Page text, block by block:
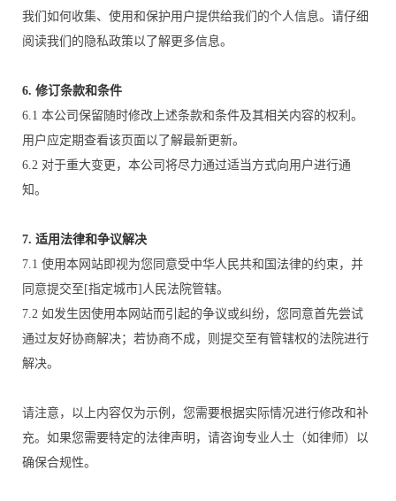
我们如何收集、使用和保护用户提供给我们的个人信息。请仔细
阅读我们的隐私政策以了解更多信息。
6. 修订条款和条件
6.1 本公司保留随时修改上述条款和条件及其相关内容的权利。
用户应定期查看该页面以了解最新更新。
6.2 对于重大变更，本公司将尽力通过适当方式向用户进行通
知。
7. 适用法律和争议解决
7.1 使用本网站即视为您同意受中华人民共和国法律的约束，并
同意提交至[指定城市]人民法院管辖。
7.2 如发生因使用本网站而引起的争议或纠纷，您同意首先尝试
通过友好协商解决；若协商不成，则提交至有管辖权的法院进行
解决。
请注意，以上内容仅为示例，您需要根据实际情况进行修改和补
充。如果您需要特定的法律声明，请咨询专业人士（如律师）以
确保合规性。